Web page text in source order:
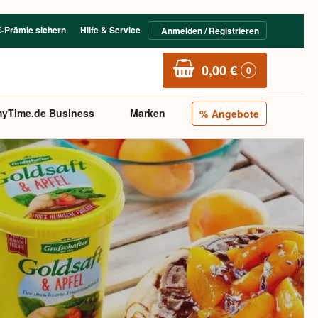
Prämie sichern Hilfe & Service Anmelden / Registrieren
0,00 € 0
Business Marken Angebote